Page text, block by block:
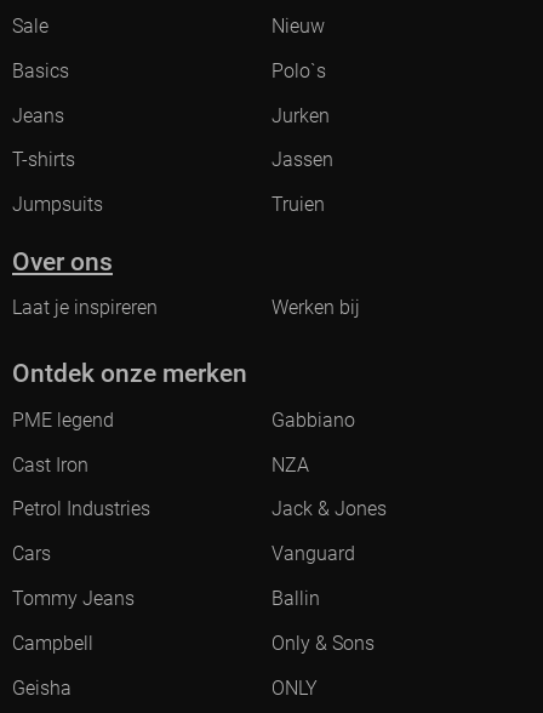
Sale
Nieuw
Basics
Polo`s
Jeans
Jurken
T-shirts
Jassen
Jumpsuits
Truien
Over ons
Laat je inspireren Werken bij
Ontdek onze merken
PME legend
Gabbiano
Cast Iron
NZA
Petrol Industries
Jack & Jones
Cars
Vanguard
Tommy Jeans
Ballin
Campbell
Only & Sons
Geisha
ONLY